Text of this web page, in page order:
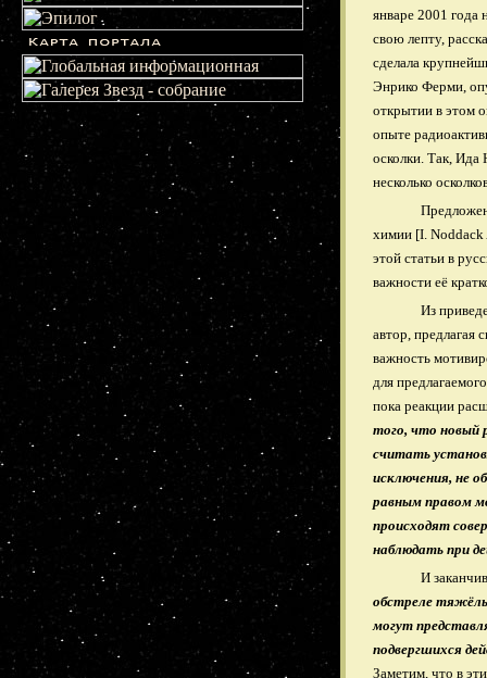
январе 2001 года
свою лепту,
сделала
Энрико Ферми,
открытии в этом
опыте
осколки. Так,
несколько
химии [I. Noddack
этой статьи в
важности её
Из
автор, предлагая
важность
для
пока реакции
того, что новый
считать
исключения, не
равным правом
происходят
наблюдать при
И
обстреле
могут
подвергшихся
Заметим, что в